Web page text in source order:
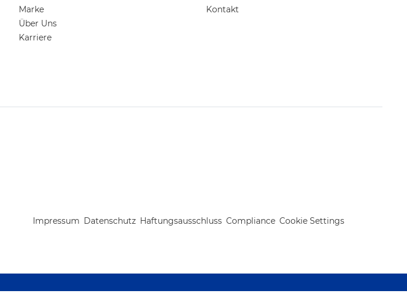
Marke
Über Uns
Karriere
Kontakt
Impressum Datenschutz Haftungsausschluss Compliance Cookie Settings